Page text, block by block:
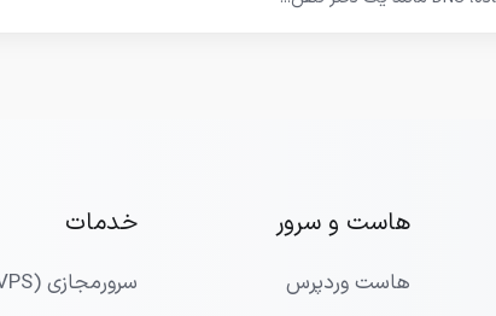
هاست و سرور
هاست وردپرس
خدمات
سرورمجازی (VPS)